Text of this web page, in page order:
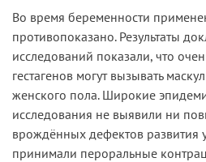
Во время беременности
противопоказано. Результаты
исследований показали, что
гестагенов могут вызывать
женского пола. Широкие
исследования не выявили ни
врождённых дефектов развития
принимали пероральные